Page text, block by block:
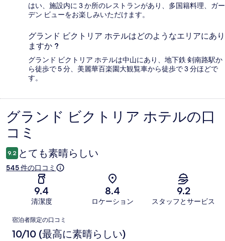
はい、施設内に 3 か所のレストランがあり、多国籍料理、ガー
デン ビューをお楽しみいただけます。
グランド ビクトリア ホテルはどのようなエリアにあり
ますか ?
グランド ビクトリア ホテルは中山にあり、地下鉄 剣南路駅か
ら徒歩で 5 分、美麗華百楽園大観覧車から徒歩で 3 分ほどで
す。
口
コ
ミ
グランド ビクトリア ホテルの口
コミ
9.2 とても素晴らしい
545 件の口コミ
9.4
清潔度
8.4
ロケーション
9.2
スタッフとサービス
口
コ
宿泊者限定の口コミ
10/10 (最高に素晴らしい)